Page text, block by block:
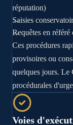
réputation)
Saisies
Requêtes en référé
Ces procédures
provisoires ou
quelques jours. Le
procédurales
Voies